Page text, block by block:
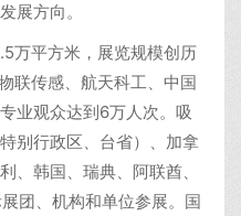
展方向。
平方米，展览规模创历
联传感、航天科工、中国
业观众达到6万人次。吸
别行政区、台省）、加拿
、韩国、瑞典、阿联酋、
团、机构和单位参展。国